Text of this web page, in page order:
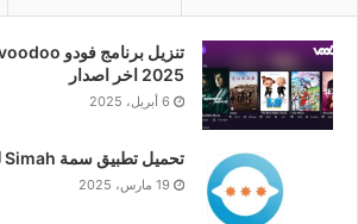
2025 اخر اصدار
6 أبريل، 2025
تحميل تطبيق سمة Simah للايفون مجانا
19 مارس، 2025